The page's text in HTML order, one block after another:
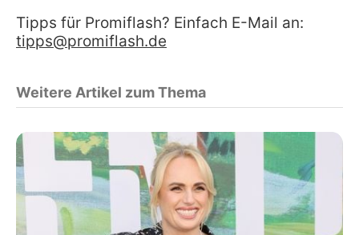
Tipps für Promiflash? Einfach E-Mail an:
tipps@promiflash.de
Weitere Artikel zum Thema